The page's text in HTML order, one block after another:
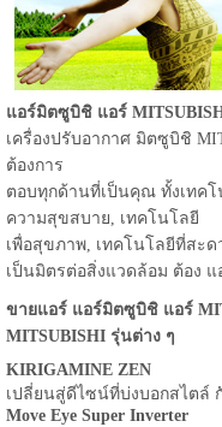
แอร์มิตซูบิชิ แอร์
เครื่องปรับอากาศ มิตซูบิชิ
ต้องการ
ตอบทุกด้านที่เป็นคุณ ทั้งเทค
ความสุขสบาย, เทคโนโลยี
เพื่อสุขภาพ, เทคโนโลยีที่สะ
เป็นมิตรต่อสิ่งแวดล้อม ต้อง
ขายแอร์ แอร์มิตซูบิชิ แอร์
MITSUBISHI รุ่นต่าง ๆ
KIRIGAMINE ZEN
เปลี่ยนสู่ดีไซน์ที่บ่งบอกสไตล์
Move Eye Super Inverter